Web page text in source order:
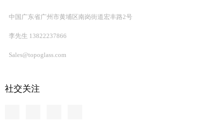
2）照明装置
射玻璃，透光率越高，它不仅可以提供更亮的照明还节省能源。
中国广东省广州市黄埔区南岗街道宏丰路2号
李先生 13822237866
Sales@topoglass.com
社交关注